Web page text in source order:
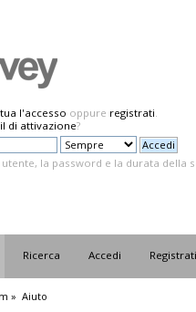
l'accesso oppure registrati.
di attivazione?
la password e la durata della
Ricerca Accedi Registrati
» Aiuto